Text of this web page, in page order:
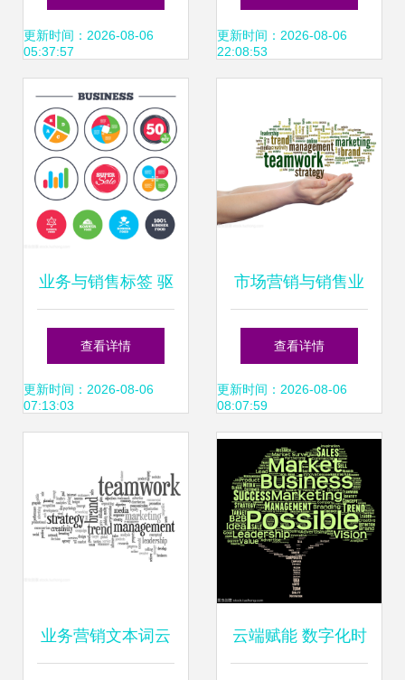
误区
更新时间：2026-08-06
05:37:57
通
更新时间：2026-08-06
22:08:53
业务与销售标签 驱
动销售业务增长的
双重引擎
查看详情
更新时间：2026-08-06
07:13:03
市场营销与销售业
务 协同增效，驱动
企业增长
查看详情
更新时间：2026-08-06
08:07:59
业务营销文本词云 云端赋能 数字化时